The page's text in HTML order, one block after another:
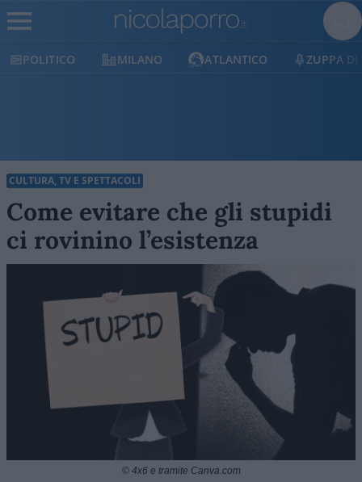
MILANO ATLANTICO ZUPPA DI PORRO
CULTURA, TV E SPETTACOLI
Come evitare che gli stupidi
ci rovinino l’esistenza
© 4x6 e tramite Canva.com